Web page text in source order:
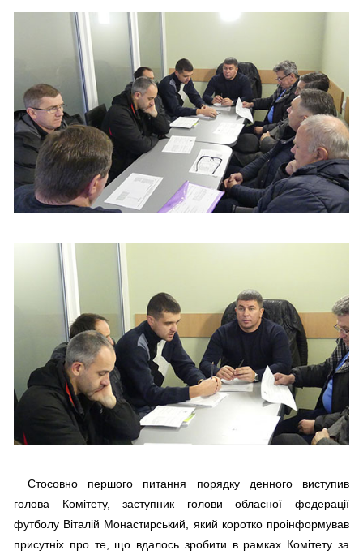
Стосовно першого питання порядку денного виступив
голова Комітету, заступник голови обласної федерації
футболу Віталій Монастирський, який коротко проінформував
присутніх про те, що вдалось зробити в рамках Комітету за